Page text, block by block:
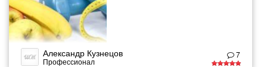
Александр Кузнецов
Профессионал
7